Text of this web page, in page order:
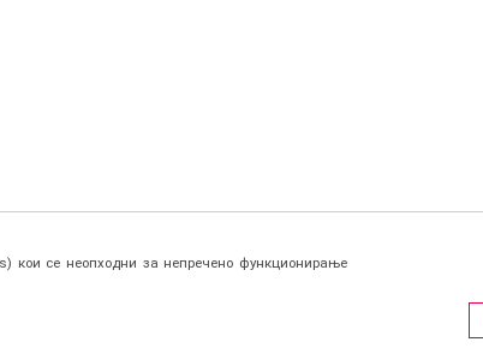
кои се неопходни за непречено функционирање